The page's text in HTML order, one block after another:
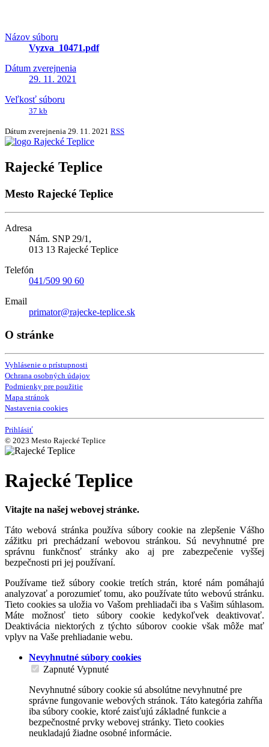
Názov súboru
Vyzva_10471.pdf
Dátum zverejnenia
29. 11. 2021
Veľkosť súboru
37 kb
Dátum zverejnenia 29. 11. 2021 RSS
Rajecké Teplice
Mesto Rajecké Teplice
Adresa
Nám. SNP 29/1,
013 13 Rajecké Teplice
Telefón
041/509 90 60
Email
primator@rajecke-teplice.sk
O stránke
Vyhlásenie o prístupnosti
Ochrana osobných údajov
Podmienky pre použitie
Mapa stránok
Nastavenia cookies
Prihlásiť
© 2023 Mesto Rajecké Teplice
Rajecké Teplice
Vitajte na našej webovej stránke.
Táto webová stránka používa súbory cookie na zlepšenie Vášho
zážitku pri prechádzaní webovou stránkou. Sú nevyhnutné pre
správnu funkčnosť stránky ako aj pre zabezpečenie vyššej
bezpečnosti pri jej používaní.
Používame tiež súbory cookie tretích strán, ktoré nám pomáhajú
analyzovať a porozumieť tomu, ako používate túto webovú stránku.
Tieto cookies sa uložia vo Vašom prehliadači iba s Vašim súhlasom.
Máte možnosť tieto súbory cookie kedykoľvek deaktivovať.
Deaktivácia niektorých z týchto súborov cookie však môže mať
vplyv na Vaše prehliadanie webu.
Nevyhnutné súbory cookies
Zapnuté Vypnuté
Nevyhnutné súbory cookie sú absolútne nevyhnutné pre
správne fungovanie webových stránok. Táto kategória zahŕňa
iba súbory cookie, ktoré zaisťujú základné funkcie a
bezpečnostné prvky webovej stránky. Tieto cookies
neukladajú žiadne osobné informácie.